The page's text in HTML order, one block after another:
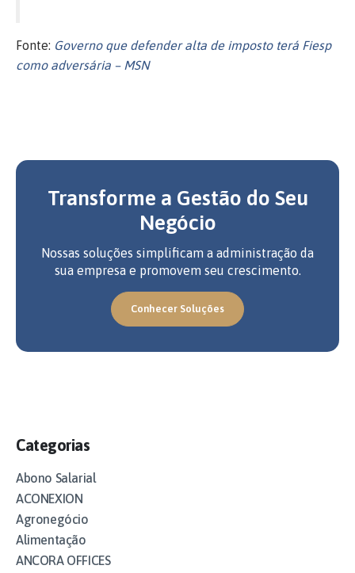
Fonte: Governo que defender alta de imposto terá Fiesp
como adversária – MSN
Transforme a Gestão do Seu
Negócio
Nossas soluções simplificam a administração da
sua empresa e promovem seu crescimento.
Conhecer Soluções
Categorias
Abono Salarial
ACONEXION
Agronegócio
Alimentação
ANCORA OFFICES